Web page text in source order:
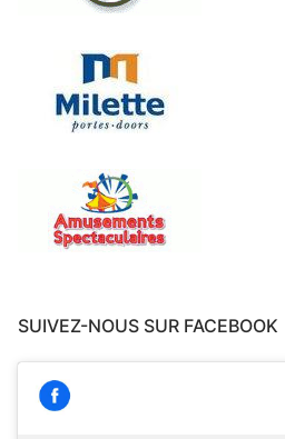
SUIVEZ-NOUS SUR FACEBOOK